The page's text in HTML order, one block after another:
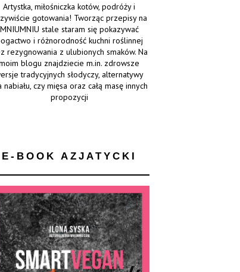
Artystka, miłośniczka kotów, podróży i
gotowania! Tworząc przepisy na
MNIUMNIU stale staram się pokazywać
i różnorodność kuchni roślinnej
rezygnowania z ulubionych smaków. Na
blogu znajdziecie m.in. zdrowsze
tradycyjnych słodyczy, alternatywy
nabiału, czy mięsa oraz całą masę innych
propozycji
E-BOOK AZJATYCKI